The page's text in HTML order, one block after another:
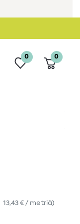
0 0
13,43 € / metriä)